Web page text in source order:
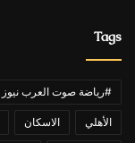
Tags
#رياضة صوت العرب نيوز
الأهلي الاسكان